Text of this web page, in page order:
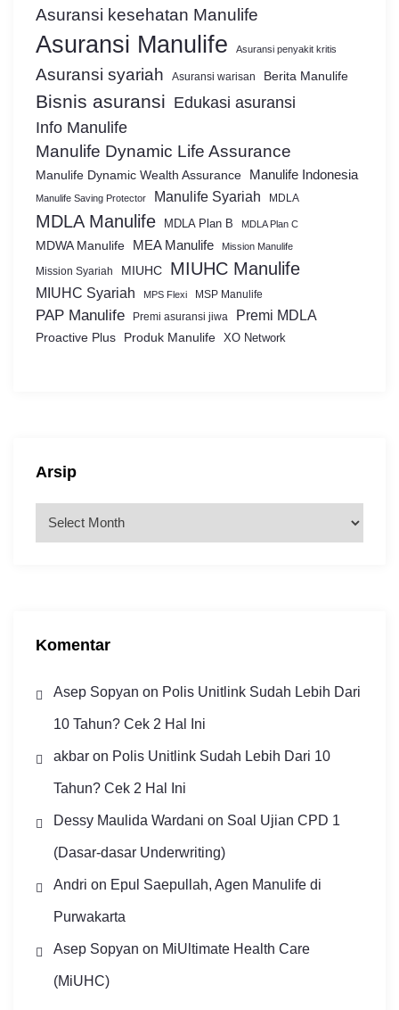
Asuransi kesehatan Manulife
Asuransi Manulife Asuransi penyakit kritis
Asuransi syariah Asuransi warisan Berita Manulife
Bisnis asuransi Edukasi asuransi
Info Manulife
Manulife Dynamic Life Assurance
Manulife Dynamic Wealth Assurance Manulife Indonesia
Manulife Saving Protector Manulife Syariah MDLA
MDLA Manulife MDLA Plan B MDLA Plan C
MDWA Manulife MEA Manulife Mission Manulife
Mission Syariah MIUHC MIUHC Manulife
MIUHC Syariah MPS Flexi MSP Manulife
PAP Manulife Premi asuransi jiwa Premi MDLA
Proactive Plus Produk Manulife XO Network
Arsip
Komentar
Asep Sopyan on Polis Unitlink Sudah Lebih Dari
10 Tahun? Cek 2 Hal Ini
akbaron Polis Unitlink Sudah Lebih Dari 10
Tahun? Cek 2 Hal Ini
Dessy Maulida Wardani on Soal Ujian CPD 1
(Dasar-dasar Underwriting)
Andri on Epul Saepullah, Agen Manulife di
Purwakarta
Asep Sopyan on MiUltimate Health Care
(MiUHC)